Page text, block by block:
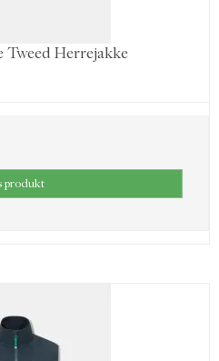
Tweed Herrejakke
produkt